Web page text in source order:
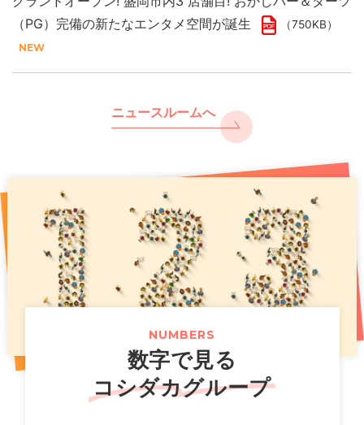
（PG）完備の新たなエンタメ空間が誕生
（750KB）
ニュースルームへ
「令和８年熊本地震」義援金募金活動実施のお知らせ
（171KB）
2026年07月14日 PR
「カラオケまねきねこ」フィリピン出店に関するお知らせ
2026年07月10日 適時開示
2026年8月期第３四半期 決算補足説明資料
プレスリリース
現代人のストレスをカラオケで浄化 年末年始は “歌で厄祓
（891KB）
2025年11月07日 プレスリリース
新上位ブランド「カラオケ金のまねきねこ」で大人のカラ
一覧
ニュースリリース
【カラオケまねきねこ 千歳駅前店】8月7日17:00グランド
オープン！ 千歳駅出てすぐ！駅直下の好ロケーションで
お得な記念イベントも開催！
（661KB）
2026年07月31日 ニュースリリース
ンドオープン!札幌平岸エリアに新たなエンタメ空間が誕
生!
NUMBERS
数字で見る
コシダカグループ